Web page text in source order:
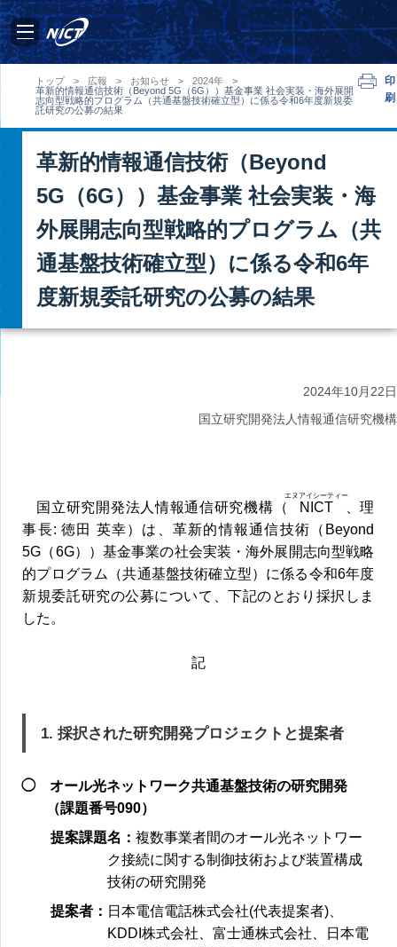
トップ > 広報 > お知らせ > 2024年
>
革新的情報通信技術（Beyond 5G（6G））基金事業 社会実装・海外展開
志向型戦略的プログラム（共通基盤技術確立型）に係る令和6年度新規委
託研究の公募の結果
印
刷
革新的情報通信技術（Beyond
5G（6G））基金事業 社会実装・海
外展開志向型戦略的プログラム（共
通基盤技術確立型）に係る令和6年
度新規委託研究の公募の結果
2024年10月22日
国立研究開発法人情報通信研究機構
国立研究開発法人情報通信研究機構（ NICT
エヌアイシーティー
、理
事長: 徳田 英幸）は、革新的情報通信技術（Beyond
5G（6G））基金事業の社会実装・海外展開志向型戦略
的プログラム（共通基盤技術確立型）に係る令和6年度
新規委託研究の公募について、下記のとおり採択しま
した。
記
1. 採択された研究開発プロジェクトと提案者
◯ オール光ネットワーク共通基盤技術の研究開発
（課題番号090）
提案課題名：複数事業者間のオール光ネットワー
ク接続に関する制御技術および装置構成
技術の研究開発
提案者： 日本電信電話株式会社(代表提案者)、
KDDI株式会社、富士通株式会社、日本電